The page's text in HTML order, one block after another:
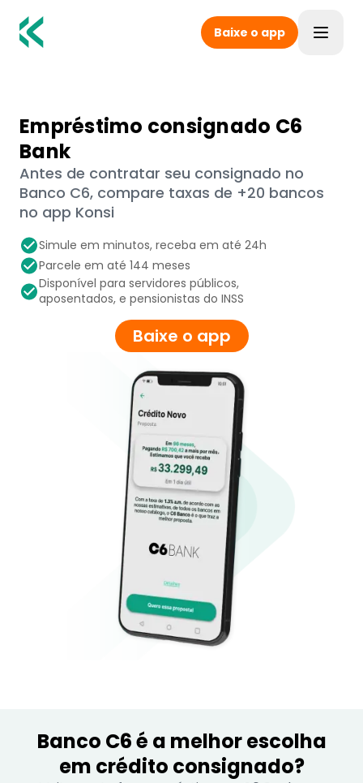
Baixe o app
Empréstimo consignado C6
Bank
Antes de contratar seu consignado no
Banco C6, compare taxas de +20 bancos
no app Konsi
Simule em minutos, receba em até 24h
Parcele em até 144 meses
Disponível para servidores públicos,
aposentados, e pensionistas do INSS
Baixe o app
Banco C6 é a melhor escolha
em crédito consignado?